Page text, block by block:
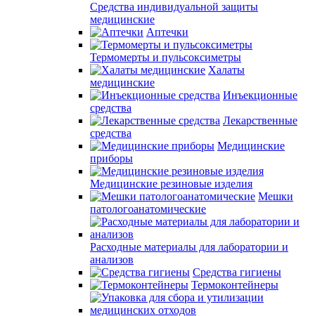
Средства индивидуальной защиты
медицинские
Аптечки
Термомерты и пульсоксиметры
Халаты
медицинские
Инъекционные
средства
Лекарственные
средства
Медицинские
приборы
Медицинские резиновые изделия
Мешки
патологоанатомические
Расходные материалы для лаборатории и
анализов
Средства гигиены
Термоконтейнеры